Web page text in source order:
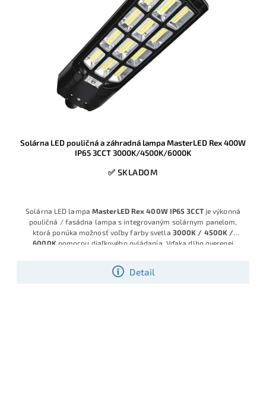
Solárna LED pouličná a záhradná lampa MasterLED Rex 400W
IP65 3CCT 3000K/4500K/6000K
✅ SKLADOM
Detail
Solárna LED lampa MasterLED Rex 400W IP65 3CCTje výkonná
pouličná / fasádna lampa s integrovaným solárnym panelom,
ktorá ponúka možnosť voľby farby svetla 3000K / 4500K /
6000K pomocou diaľkového ovládania. Vďaka dlho overenej
LED modulom získate spoľahlivé riešenie na osvetlenie dvora,
príjazdovej cesty, parkovacieho miesta, záhrady aj priestoru pred